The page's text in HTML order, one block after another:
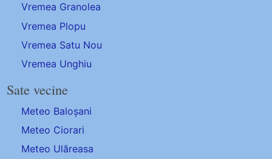
Vremea Granolea
Vremea Plopu
Vremea Satu Nou
Vremea Unghiu
Sate vecine
Meteo Baloșani
Meteo Ciorari
Meteo Ulăreasa